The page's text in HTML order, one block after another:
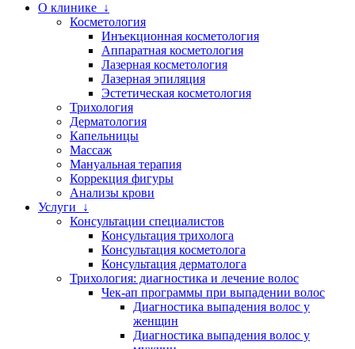
О клинике ↓
Косметология
Инъекционная косметология
Аппаратная косметология
Лазерная косметология
Лазерная эпиляция
Эстетическая косметология
Трихология
Дерматология
Капельницы
Массаж
Мануальная терапия
Коррекция фигуры
Анализы крови
Услуги ↓
Консультации специалистов
Консультация трихолога
Консультация косметолога
Консультация дерматолога
Трихология: диагностика и лечение волос
Чек-ап программы при выпадении волос
Диагностика выпадения волос у
женщин
Диагностика выпадения волос у